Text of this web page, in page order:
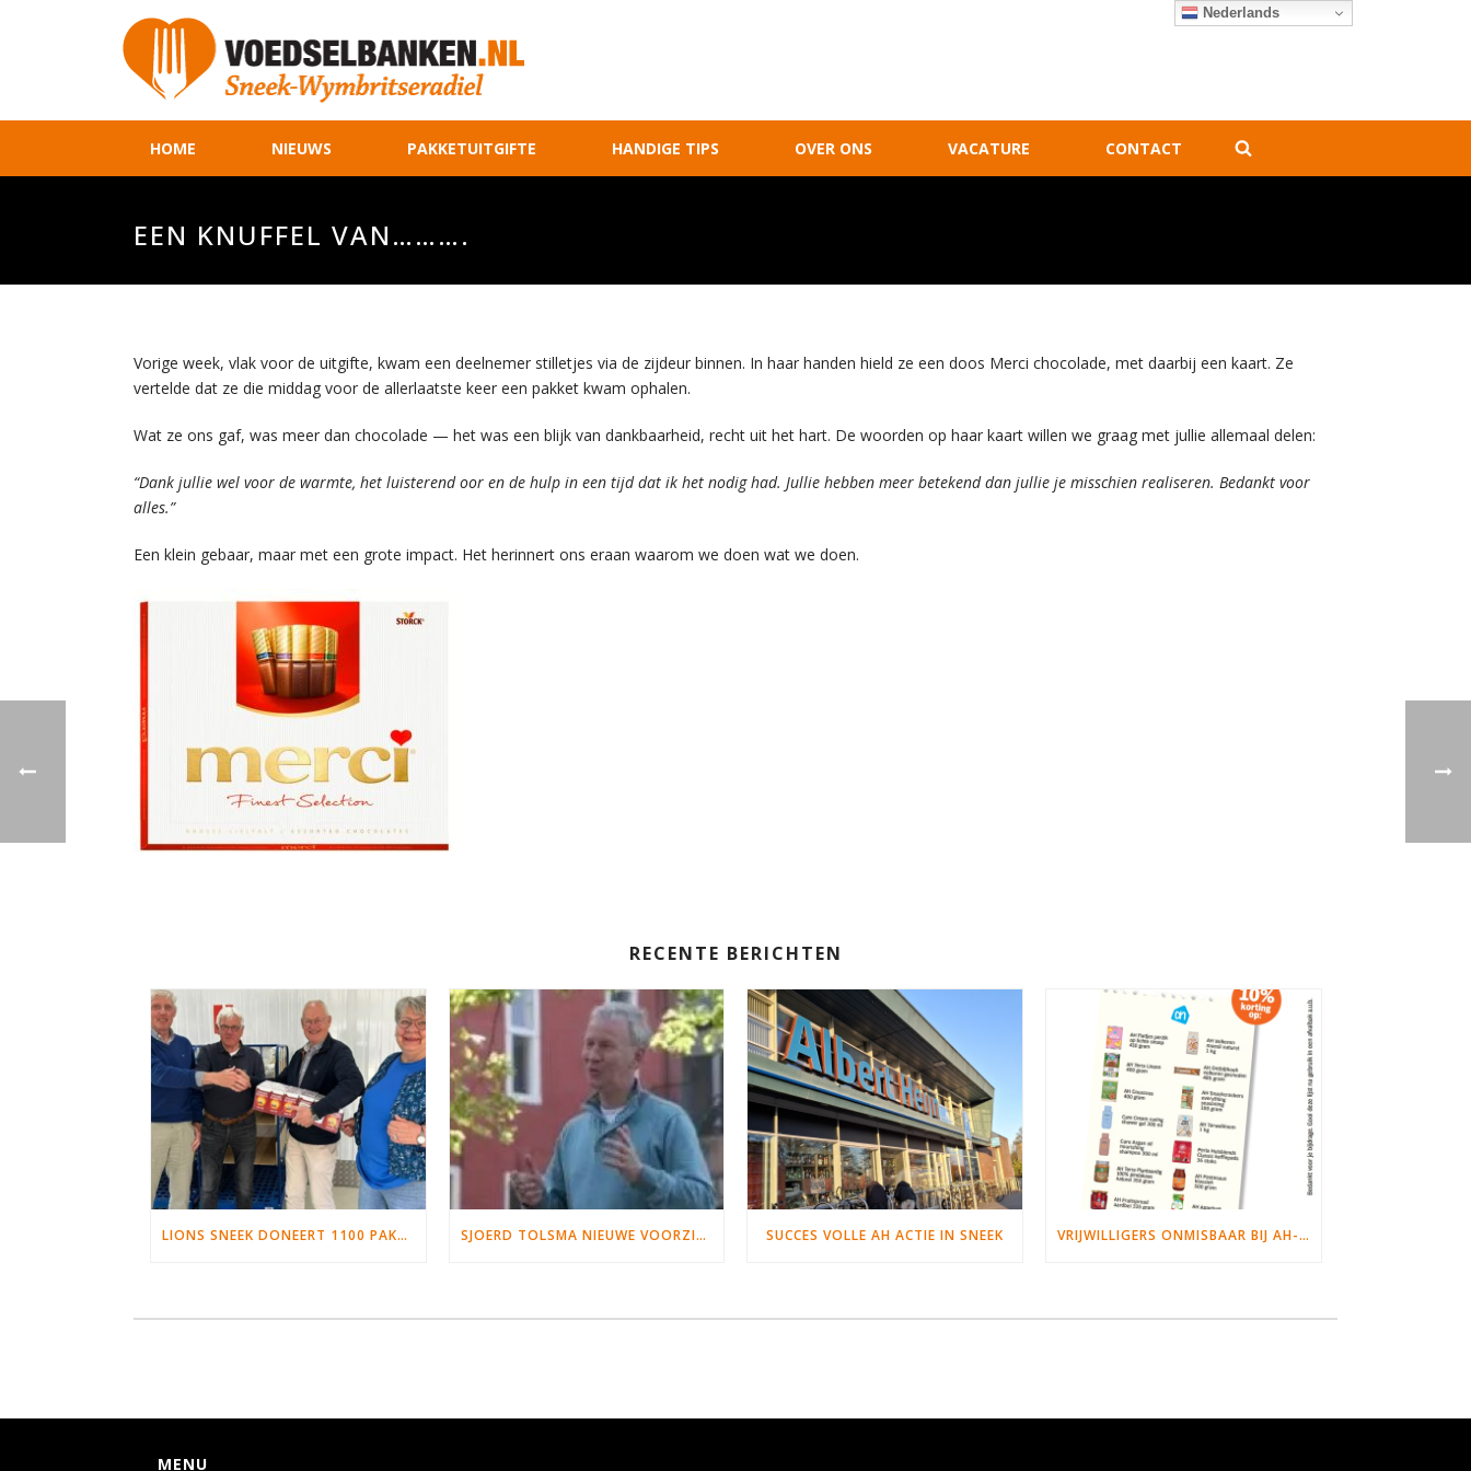
HOME NIEUWS PAKKETUITGIFTE HANDIGE TIPS OVER ONS VACATURE CONTACT
EEN KNUFFEL VAN……….
Vorige week, vlak voor de uitgifte, kwam een deelnemer stilletjes via de zijdeur binnen. In haar handen hield ze een doos Merci chocolade, met daarbij een kaart. Ze
vertelde dat ze die middag voor de allerlaatste keer een pakket kwam ophalen.
Wat ze ons gaf, was meer dan chocolade — het was een blijk van dankbaarheid, recht uit het hart. De woorden op haar kaart willen we graag met jullie allemaal delen:
“Dank jullie wel voor de warmte, het luisterend oor en de hulp in een tijd dat ik het nodig had. Jullie hebben meer betekend dan jullie je misschien realiseren. Bedankt voor
alles.”
Een klein gebaar, maar met een grote impact. Het herinnert ons eraan waarom we doen wat we doen.
RECENTE BERICHTEN
LIONS SNEEK DONEERT 1100 PAKKEN DE PUNTEN SJOERD TOLSMA NIEUWE VOORZITTER VOEDSELBANK SNEEK WYMBRITSERADIEL SUCCES VOLLE AH ACTIE IN SNEEK VRIJWILLIGERS ONMISBAAR BIJ AH-ACTIE
MENU
Nederlands